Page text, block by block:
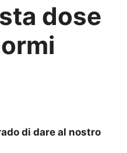
dose
di dare al nostro